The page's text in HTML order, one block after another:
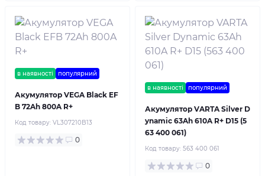
в наявності популярний
Акумулятор VEGA Black EF
B 72Ah 800A R+
Код товару: VL307210B13
0
в наявності популярний
Акумулятор VARTA Silver D
ynamic 63Ah 610A R+ D15 (5
63 400 061)
Код товару: 563 400 061
0